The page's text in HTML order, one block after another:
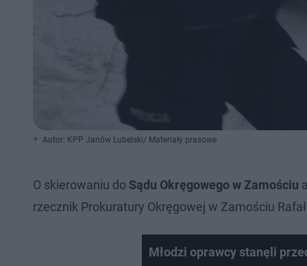
Autor: KPP Janów Lubelski/ Materiały prasowe
O skierowaniu do Sądu Okręgowego w Zamościu
rzecznik Prokuratury Okręgowej w Zamościu
Młodzi oprawcy stanęli